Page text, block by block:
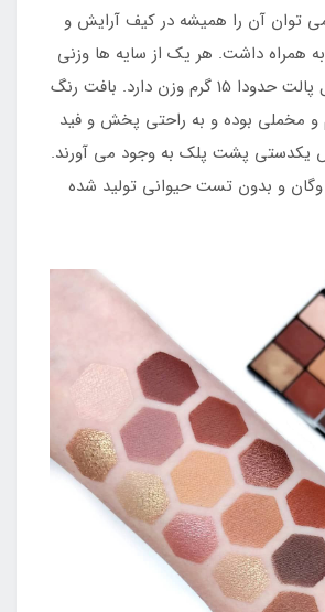
توان آن را همیشه در کیف آرایش و
همراه داشت. هر یک از سایه ‌ها وزنی
معادل 1.1 گرم و کل پالت حدودا 15 گرم وزن دارد. بافت رنگ
و مخملی بوده و به راحتی پخش و فید
پشت پلک به وجود می آورند.
و بدون تست حیوانی تولید شده